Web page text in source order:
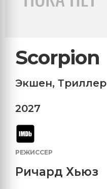
Scorpion
Экшен, Триллер
2027
РЕЖИССЕР
Ричард Хьюз